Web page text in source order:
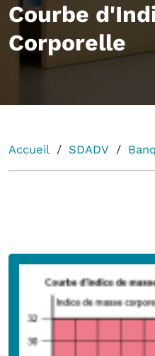
Courbe
Corporelle
Accueil SDADV